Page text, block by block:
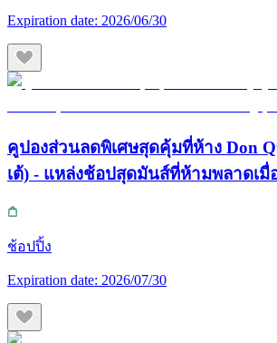
Expiration date: 2026/06/30
คูปองส่วนลดพิเศษสุดคุ้มที่ห้าง Don
เต้) - แหล่งช้อปสุดมันส์ที่ห้ามพลาดเ
ช้อปปิ้ง
Expiration date: 2026/07/30